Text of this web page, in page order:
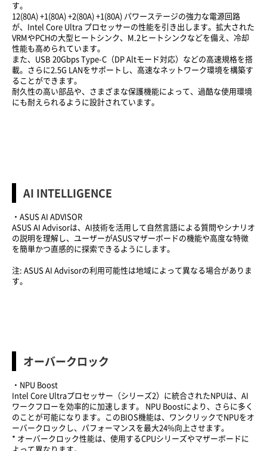
す。
12(80A) +1(80A) +2(80A) +1(80A) パワーステージの強力な電源回路
が、Intel Core Ultra プロセッサーの性能を引き出します。拡大された
VRMやPCHの大型ヒートシンク、M.2ヒートシンクなどを備え、冷却
性能も高められています。
また、USB 20Gbps Type-C（DP Altモード対応）などの高速規格を搭
載。さらに2.5G LANをサポートし、高速なネットワーク環境を構築す
ることができます。
耐久性の高い部品や、さまざまな保護機能によって、過酷な使用環境
にも耐えられるように設計されています。
AI INTELLIGENCE
・ASUS AI ADVISOR
ASUS AI Advisorは、AI技術を活用して自然言語による質問やシナリオ
の説明を理解し、ユーザーがASUSマザーボードの機能や高度な特徴
を簡単かつ直感的に探索できるようにします。
注: ASUS AI Advisorの利用可能性は地域によって異なる場合がありま
す。
オーバークロック
・NPU Boost
Intel Core Ultraプロセッサー（シリーズ2）に統合されたNPUは、AI
ワークフローを効率的に加速します。 NPU Boostにより、さらに多く
のことが可能になります。このBIOS機能は、ワンクリックでNPUをオ
ーバークロックし、パフォーマンスを最大24%向上させます。
* オーバークロック性能は、使用するCPUシリーズやマザーボードに